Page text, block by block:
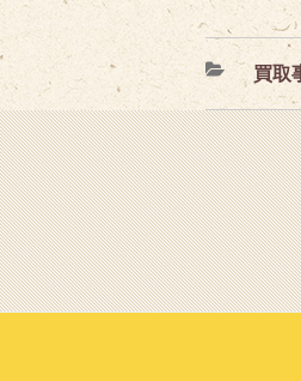
カ
テ
ゴ
リ
ー
買取